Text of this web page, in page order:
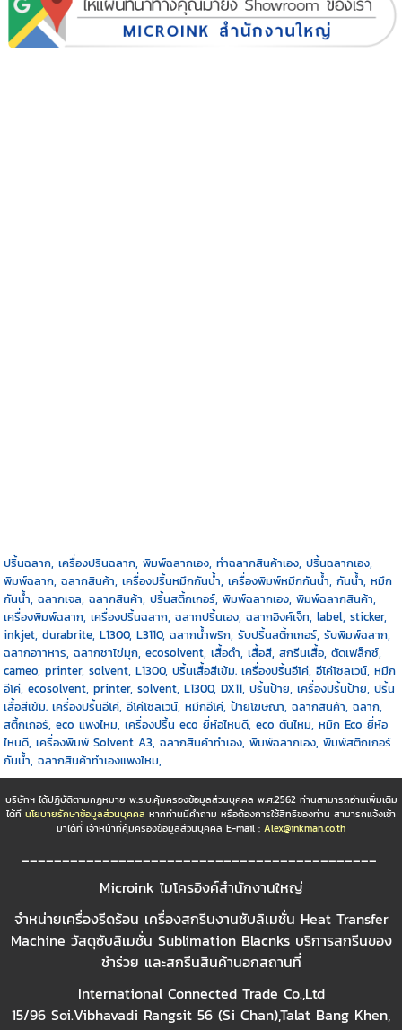
ปริ้นฉลาก, เครื่องปรินฉลาก, พิมพ์ฉลากเอง, ทำฉลากสินค้าเอง, ปริ้นฉลากเอง,
พิมพ์ฉลาก, ฉลากสินค้า, เครื่องปริ้นหมึกกันน้ำ, เครื่องพิมพ์หมึกกันน้ำ, กันน้ำ, หมึก
กันน้ำ, ฉลากเจล, ฉลากสินค้า, ปริ้นสติ้กเกอร์, พิมพ์ฉลากเอง, พิมพ์ฉลากสินค้า,
เครื่องพิมพ์ฉลาก, เครื่องปริ้นฉลาก, ฉลากปริ้นเอง, ฉลากอิงค์เจ็ท, label, sticker,
inkjet, durabrite, L1300, L3110, ฉลากน้ำพริก, รับปริ้นสติ้กเกอร์, รับพิมพ์ฉลาก,
ฉลากอาาหาร, ฉลากชาไข่มุก,ecosolvent, เสื้อดำ, เสื้อสี, สกรีนเสื้อ, ตัดเฟล็กซ์,
cameo, printer, solvent, L1300, ปริ้นเสื้อสีเข้ม. เครื่องปริ้นอีโค่, อีโค่โซลเวน์, หมึก
อีโค่, ecosolvent, printer, solvent, L1300, DX11, ปริ้นป้าย, เครื่องปริ้นป้าย, ปริ้น
เสื้อสีเข้ม. เครื่องปริ้นอีโค่, อีโค่โซลเวน์, หมึกอีโค่, ป้ายโฆษณา, ฉลากสินค้า, ฉลาก,
สติ้กเกอร์, eco แพงไหม, เครื่องปริ้น eco ยี่ห้อไหนดี, eco ตันไหม, หมึก Eco ยี่ห้อ
ไหนดี, เครื่องพิมพ์ Solvent A3, ฉลากสินค้าทำเอง, พิมพ์ฉลากเอง, พิมพ์สติกเกอร์
กันน้ำ, ฉลากสินค้าทำเองแพงไหม,
บริษัทฯ ได้ปฏิบัติตามกฏหมาย พ.ร.บ.คุ้มครองข้อมูลส่วนบุคคล พ.ศ.2562 ท่านสามารถอ่านเพิ่มเติม
ได้ที่ นโยบายรักษาข้อมูลส่วนบุคคล หากท่านมีคำถาม หรือต้องการใช้สิทธิของท่าน สามารถแจ้งเข้า
มาได้ที่ เจ้าหน้าที่คุ้มครองข้อมูลส่วนบุคคล E-mail : Alex@inkman.co.th
____________________________________________
Microink ไมโครอิงค์สำนักงานใหญ่
จำหน่ายเครื่องรีดร้อน เครื่องสกรีนงานซับลิเมชั่น Heat Transfer
Machine วัสดุซับลิเมชั่น Sublimation Blacnks บริการสกรีนของ
ชำร่วย และสกรีนสินค้านอกสถานที่
International Connected Trade Co.,Ltd
15/96 Soi.Vibhavadi Rangsit 56 (Si Chan),Talat Bang Khen,